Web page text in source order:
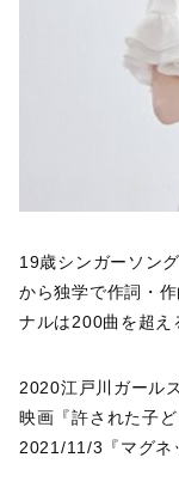
19歳シンガーソン
から独学で作詞・
ナルは200曲を超え
2020江戸川ガール
映画『許された子
2021/11/3『マグネ